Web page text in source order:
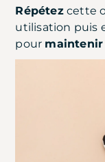
Répétezcette
utilisation puis
pour maintenir